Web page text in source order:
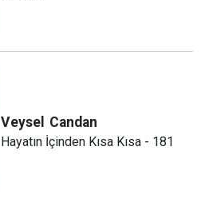
Veysel Candan
Hayatın İçinden Kısa Kısa - 181